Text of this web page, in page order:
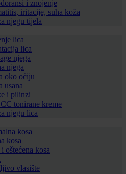
i znojenje
iritacije, suha koža
njegu tijela
lica
lica
njega
njega
oko očiju
usana
i pilinzi
tonirane kreme
njegu lica
kosa
kosa
oštećena kosa
vlasište